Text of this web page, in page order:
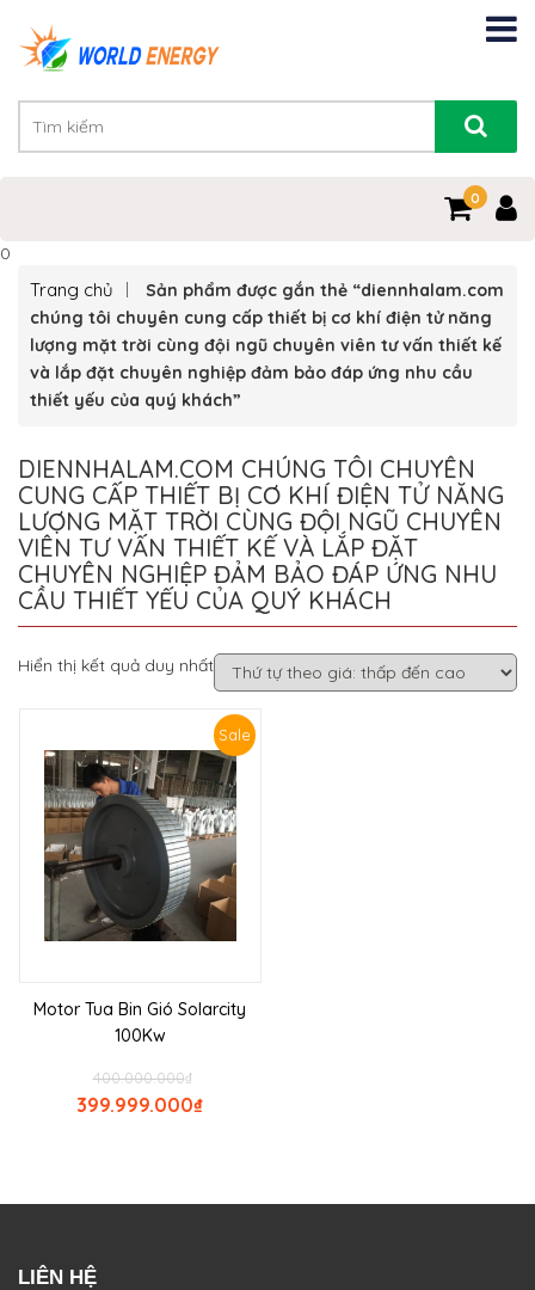
0
0
Trang chủ
Sản phẩm được gắn thẻ “diennhalam.com
chúng tôi chuyên cung cấp thiết bị cơ khí điện tử năng
lượng mặt trời cùng đội ngũ chuyên viên tư vấn thiết kế
và lắp đặt chuyên nghiệp đảm bảo đáp ứng nhu cầu
thiết yếu của quý khách”
DIENNHALAM.COM CHÚNG TÔI CHUYÊN
CUNG CẤP THIẾT BỊ CƠ KHÍ ĐIỆN TỬ NĂNG
LƯỢNG MẶT TRỜI CÙNG ĐỘI NGŨ CHUYÊN
VIÊN TƯ VẤN THIẾT KẾ VÀ LẮP ĐẶT
CHUYÊN NGHIỆP ĐẢM BẢO ĐÁP ỨNG NHU
CẦU THIẾT YẾU CỦA QUÝ KHÁCH
Hiển thị kết quả duy nhất
Sale
Motor Tua Bin Gió Solarcity
100Kw
₫
400.000.000
₫
399.999.000
LIÊN HỆ